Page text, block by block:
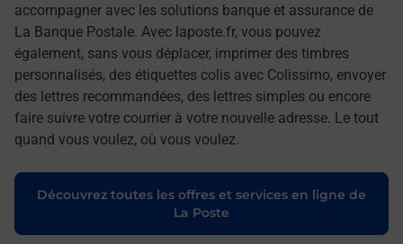
accompagner avec les solutions banque et assurance de
La Banque Postale. Avec laposte.fr, vous pouvez
également, sans vous déplacer, imprimer des timbres
personnalisés, des étiquettes colis avec Colissimo, envoyer
des lettres recommandées, des lettres simples ou encore
faire suivre votre courrier à votre nouvelle adresse. Le tout
quand vous voulez, où vous voulez.
Découvrez toutes les offres et services en ligne de
La Poste